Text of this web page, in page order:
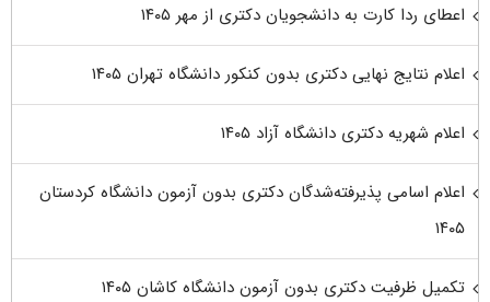
اعطای ردا کارت به دانشجویان دکتری از مهر ۱۴۰۵
اعلام نتایج نهایی دکتری بدون کنکور دانشگاه تهران ۱۴۰۵
اعلام شهریه دکتری دانشگاه آزاد ۱۴۰۵
اعلام اسامی پذیرفته‌شدگان دکتری بدون آزمون دانشگاه کردستان
۱۴۰۵
تکمیل ظرفیت دکتری بدون آزمون دانشگاه کاشان ۱۴۰۵